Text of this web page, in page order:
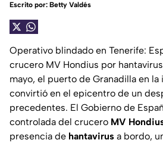
Escrito por: Betty Valdés
Operativo blindado en Tenerife:
crucero MV Hondius por
mayo, el puerto de Granadilla en la
convirtió en el epicentro de un
precedentes. El Gobierno de
controlada del crucero MV
presencia de hantavirus a bordo,